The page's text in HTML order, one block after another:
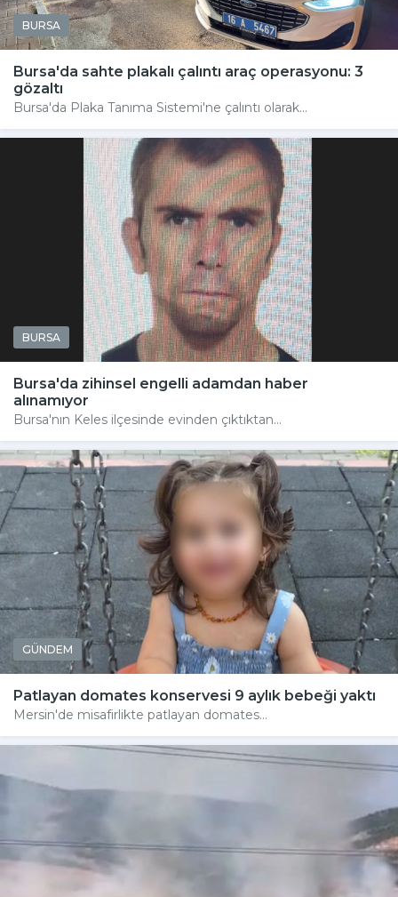
BURSA
Bursa'da sahte plakalı çalıntı araç operasyonu: 3
gözaltı
Bursa'da Plaka Tanıma Sistemi'ne çalıntı olarak...
BURSA
Bursa'da zihinsel engelli adamdan haber
alınamıyor
Bursa'nın Keles ilçesinde evinden çıktıktan...
GÜNDEM
Patlayan domates konservesi 9 aylık bebeği yaktı
Mersin'de misafirlikte patlayan domates...